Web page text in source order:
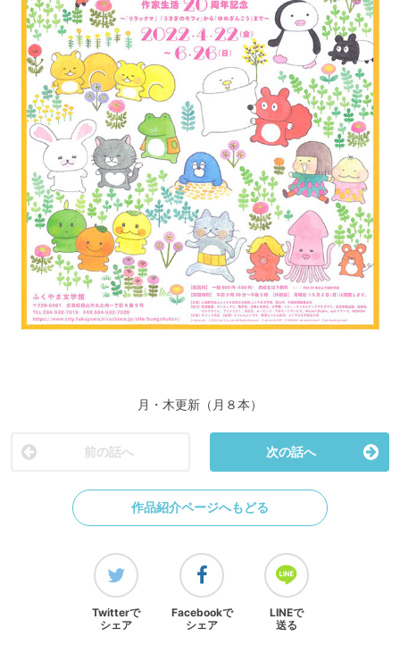
月・木更新（月８本）
前の話へ 次の話へ
作品紹介ページへもどる
Twitterで
シェア
Facebookで
シェア
LINEで
送る